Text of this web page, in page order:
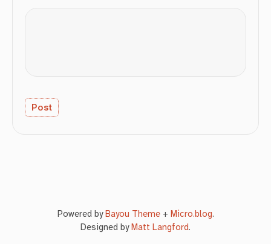
Powered byBayou Theme+ Micro.blog.
Designed byMatt Langford.